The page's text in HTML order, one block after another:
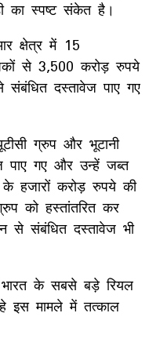
का स्पष्ट संकेत है।
क्षेत्र में 15
से 3,500 करोड़ रुपये
दस्तावेज पाए गए
ग्रुप और भूटानी
पाए गए और उन्हें जब्त
हजारों करोड़ रुपये की
को हस्तांतरित कर
से संबंधित दस्तावेज भी
के सबसे बड़े रियल
इस मामले में तत्काल